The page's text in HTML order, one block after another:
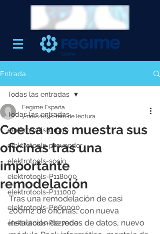
Entrada
Todas las entradas
elektrotools-grupo
elektrotools-proveedor
elektrotools-socio
elektrotools-P118000
elektrotools-P111000
elektrotools-P060000
elektrotools-P027000
Todas las entradas
Coelsa nos muestra sus
oficinas tras una
importante
remodelación
Fegime España
7 nov 20191 min de lectura
Tras una remodelación de casi
200m2 de oficinas, con nueva
instalación de redes de datos, nuevo